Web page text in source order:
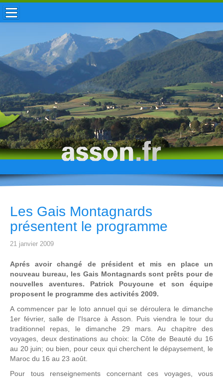
ACCUEIL / INFOS
MUNICIPALITÉ
VIE LOCALE
ENFANCE
TOURISME
HISTOIRE
Les Gais Montagnards
présentent le programme
21 janvier 2009
Aprés avoir changé de président et mis en place un
nouveau bureau, les Gais Montagnards sont prêts pour de
nouvelles aventures. Patrick Pouyoune et son équipe
proposent le programme des activités 2009.
A commencer par le loto annuel qui se déroulera le dimanche
1er février, salle de l'Isarce à Asson. Puis viendra le tour du
traditionnel repas, le dimanche 29 mars. Au chapitre des
voyages, deux destinations au choix: la Côte de Beauté du 16
au 20 juin; ou bien, pour ceux qui cherchent le dépaysement, le
Maroc du 16 au 23 août.
Pour tous renseignements concernant ces voyages, vous